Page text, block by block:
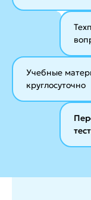
Учебные
круглосуточно